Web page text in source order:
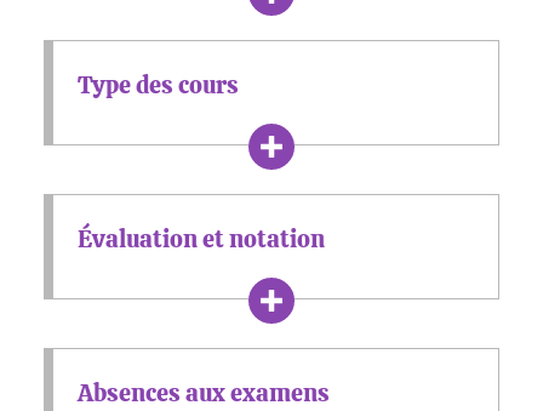
Type des cours
Évaluation et notation
Absences aux examens